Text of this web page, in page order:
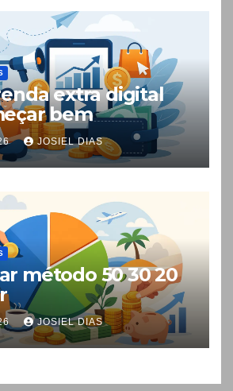
extra digital
bem
JOSIEL DIAS
método 50 30 20
JOSIEL DIAS